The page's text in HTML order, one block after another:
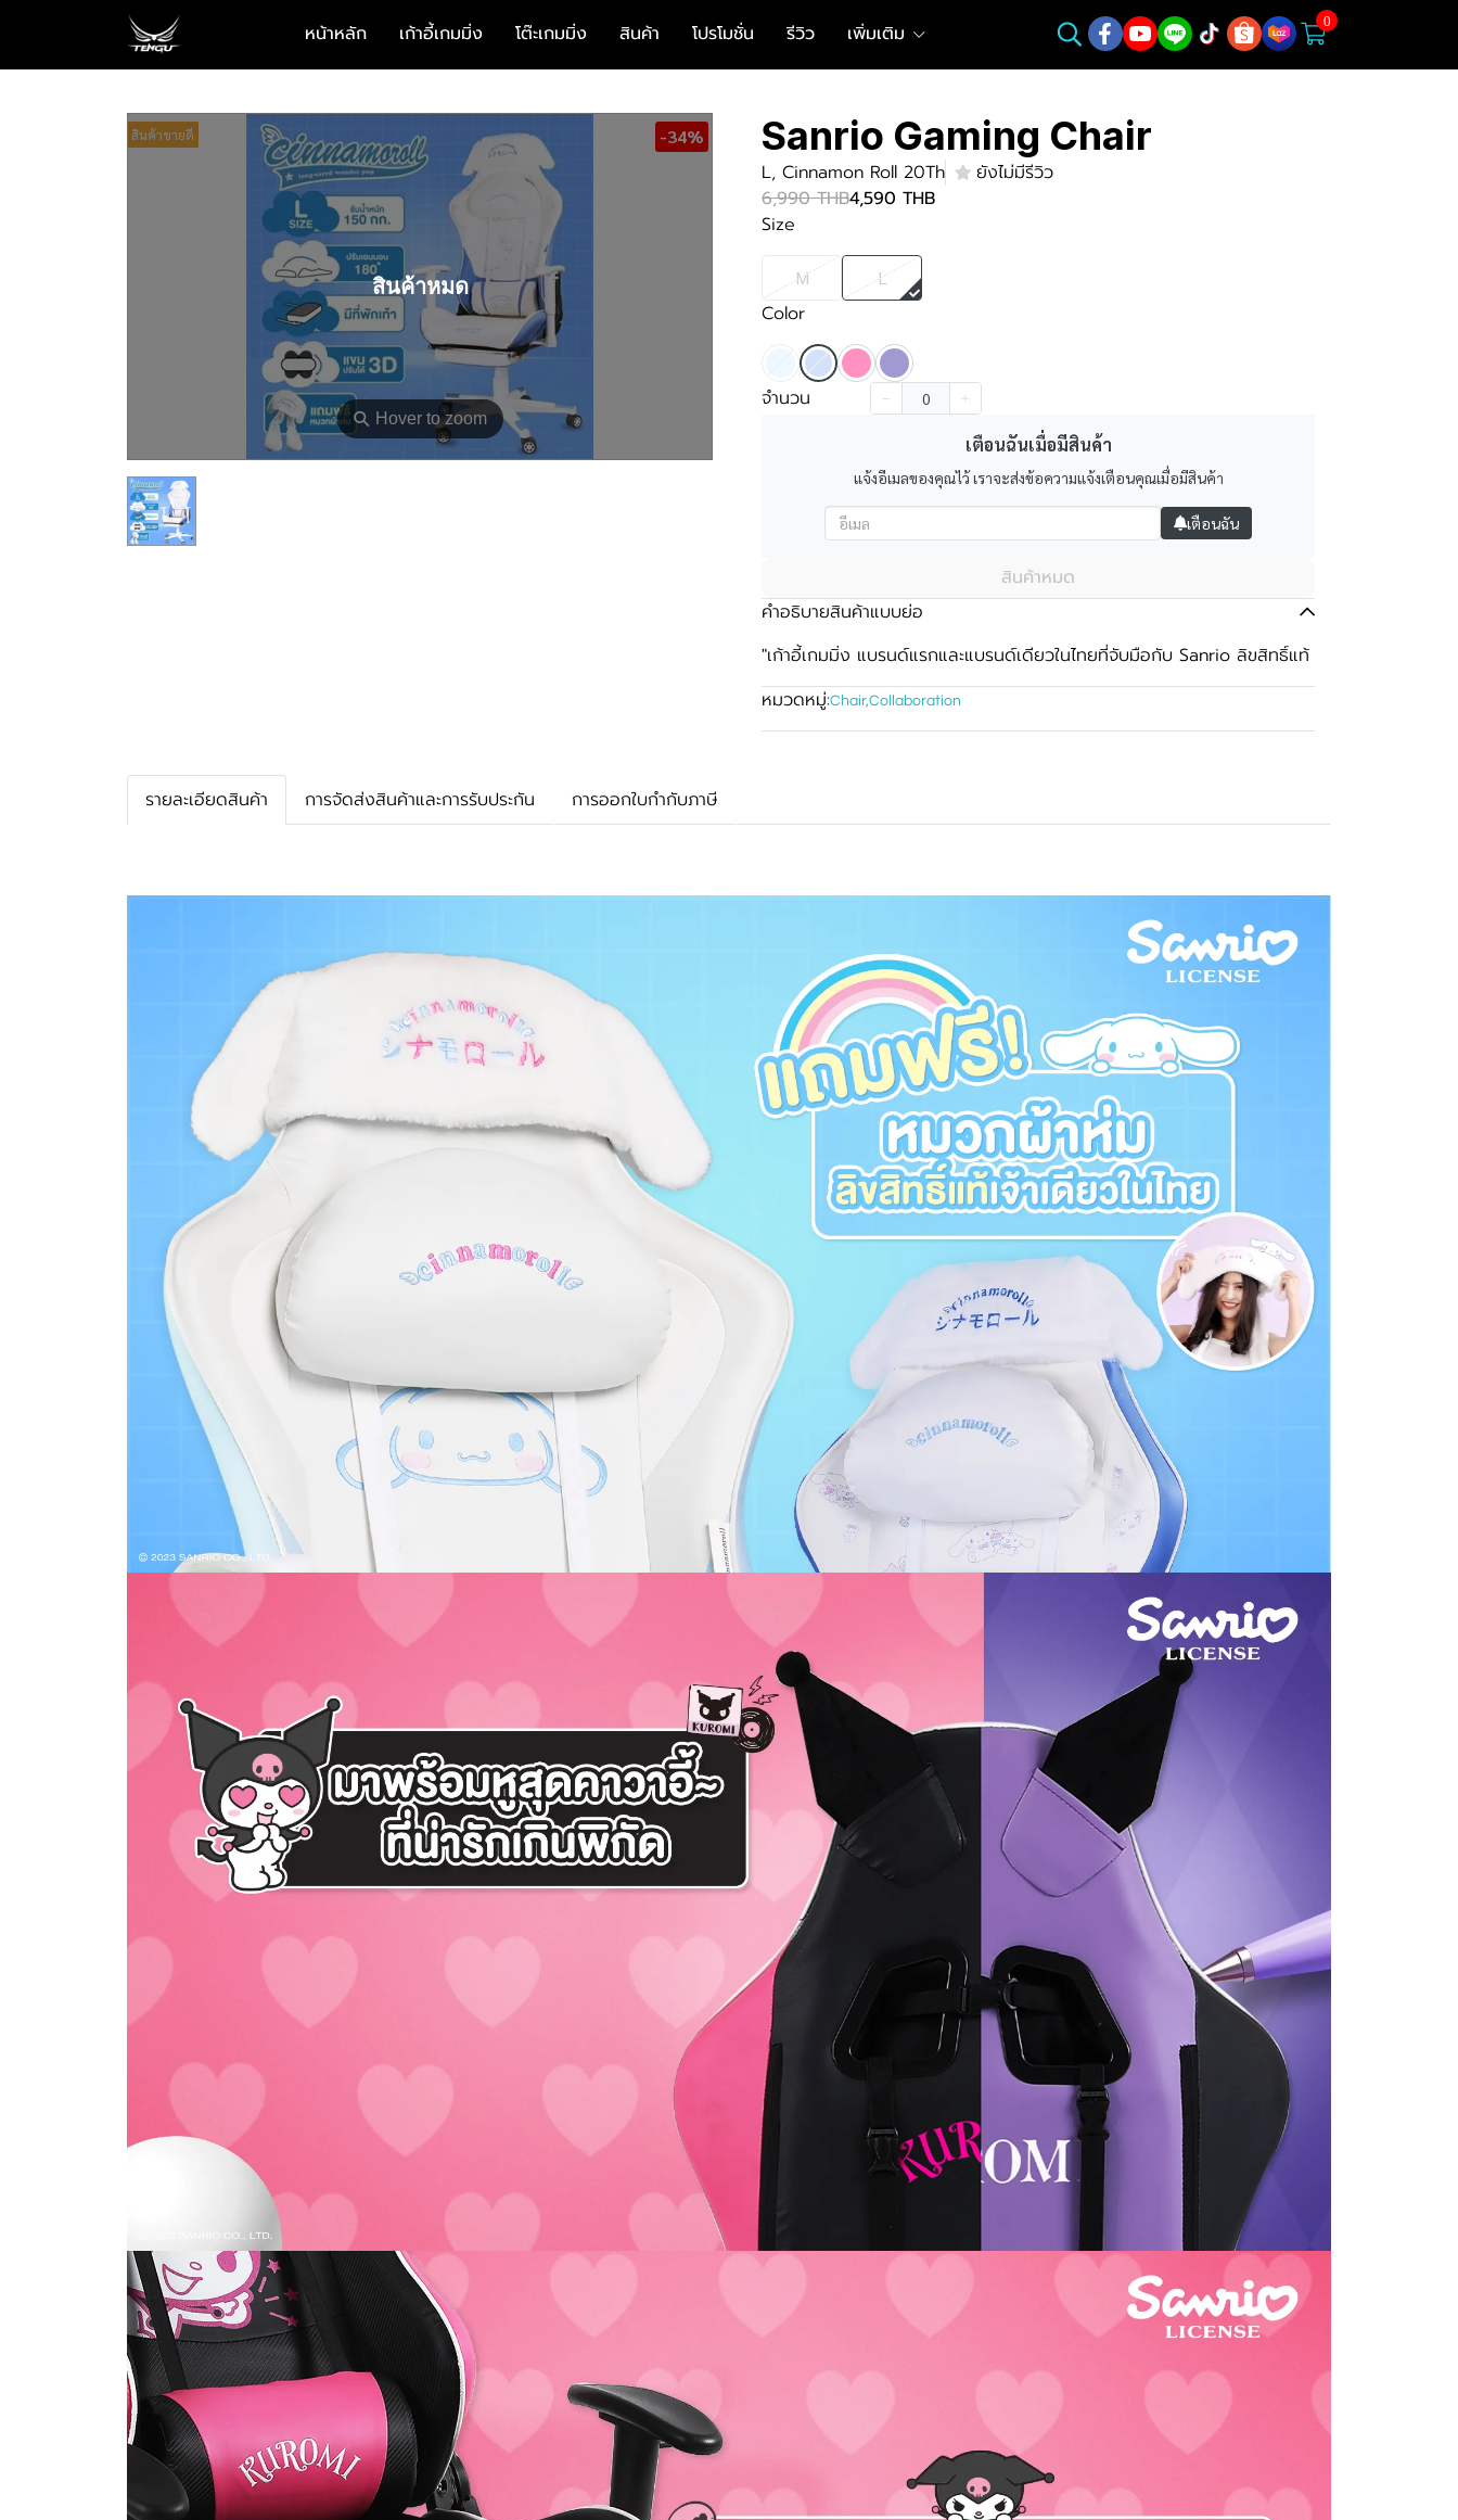
หน้าหลัก เก้าอี้เกมมิ่ง โต๊ะเกมมิ่ง สินค้า โปรโมชั่น รีวิว เพิ่มเติม 0
⚲ Hover to zoom
สินค้าขายดี -34%
สินค้าหมด
Sanrio Gaming Chair
L, Cinnamon Roll 20Th
ยังไม่มีรีวิว
6,990 THB4,590 THB
Size
M L
Color
จำนวน
เตือนฉันเมื่อมีสินค้า
แจ้งอีเมลของคุณไว้ เราจะส่งข้อความแจ้งเตือนคุณเมื่อมีสินค้า
เตือนฉัน
สินค้าหมด
คำอธิบายสินค้าแบบย่อ
"เก้าอี้เกมมิ่ง แบรนด์แรกและแบรนด์เดียวในไทยที่จับมือกับ Sanrio ลิขสิทธิ์แท้
หมวดหมู่:Chair,Collaboration
รายละเอียดสินค้า การจัดส่งสินค้าและการรับประกัน การออกใบกำกับภาษี